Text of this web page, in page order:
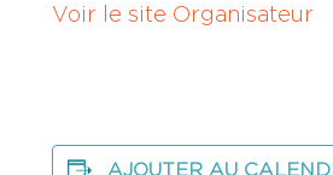
Voir le site Organisateur
AJOUTER AU